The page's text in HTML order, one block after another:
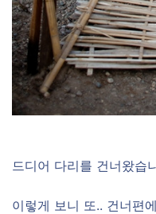
드디어 다리를 건너왔습
이렇게 보니 또.. 건너편